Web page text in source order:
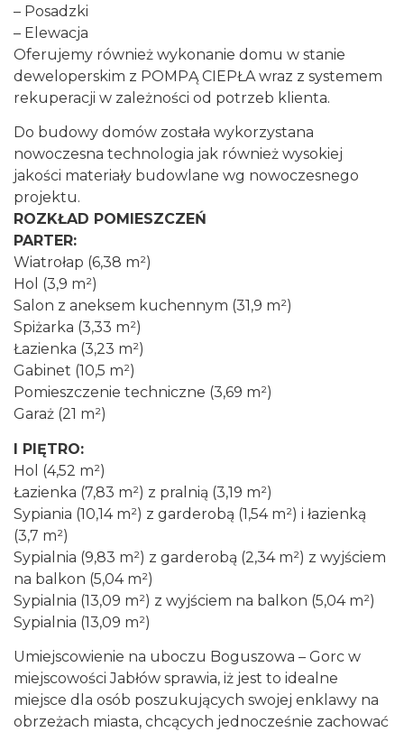
– Posadzki
– Elewacja
Oferujemy również wykonanie domu w stanie
deweloperskim z POMPĄ CIEPŁA wraz z systemem
rekuperacji w zależności od potrzeb klienta.
Do budowy domów została wykorzystana
nowoczesna technologia jak również wysokiej
jakości materiały budowlane wg nowoczesnego
projektu.
ROZKŁAD POMIESZCZEŃ
PARTER:
Wiatrołap (6,38 m²)
Hol (3,9 m²)
Salon z aneksem kuchennym (31,9 m²)
Spiżarka (3,33 m²)
Łazienka (3,23 m²)
Gabinet (10,5 m²)
Pomieszczenie techniczne (3,69 m²)
Garaż (21 m²)
I PIĘTRO:
Hol (4,52 m²)
Łazienka (7,83 m²) z pralnią (3,19 m²)
Sypiania (10,14 m²) z garderobą (1,54 m²) i łazienką
(3,7 m²)
Sypialnia (9,83 m²) z garderobą (2,34 m²) z wyjściem
na balkon (5,04 m²)
Sypialnia (13,09 m²) z wyjściem na balkon (5,04 m²)
Sypialnia (13,09 m²)
Umiejscowienie na uboczu Boguszowa – Gorc w
miejscowości Jabłów sprawia, iż jest to idealne
miejsce dla osób poszukujących swojej enklawy na
obrzeżach miasta, chcących jednocześnie zachować